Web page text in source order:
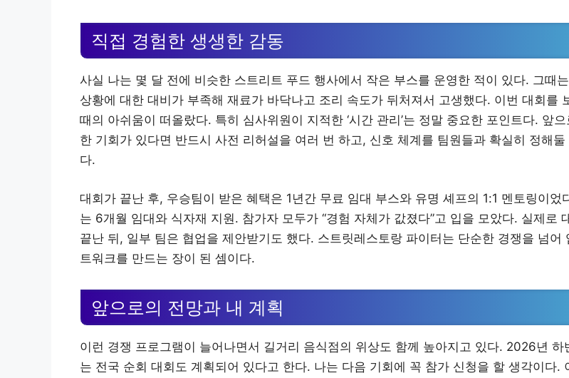
직접 경험한 생생한 감동
사실 나는 몇 달 전에 비슷한 스트리트 푸드 행사에서 작은 부스를 운영한 적이 있다. 그때
상황에 대한 대비가 부족해 재료가 바닥나고 조리 속도가 뒤처져서 고생했다. 이번 대회를
때의 아쉬움이 떠올랐다. 특히 심사위원이 지적한 ‘시간 관리’는 정말 중요한 포인트다. 앞
한 기회가 있다면 반드시 사전 리허설을 여러 번 하고, 신호 체계를 팀원들과 확실히 정해둘
다.
대회가 끝난 후, 우승팀이 받은 혜택은 1년간 무료 임대 부스와 유명 셰프의 1:1 멘토링이었
는 6개월 임대와 식자재 지원. 참가자 모두가 “경험 자체가 값졌다”고 입을 모았다. 실제로
끝난 뒤, 일부 팀은 협업을 제안받기도 했다. 스트릿레스토랑 파이터는 단순한 경쟁을 넘어
트워크를 만드는 장이 된 셈이다.
앞으로의 전망과 내 계획
이런 경쟁 프로그램이 늘어나면서 길거리 음식점의 위상도 함께 높아지고 있다. 2026년 하
는 전국 순회 대회도 계획되어 있다고 한다. 나는 다음 기회에 꼭 참가 신청을 할 생각이다.